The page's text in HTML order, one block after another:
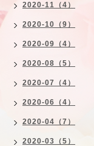
2020-11（4）
2020-10（9）
2020-09（4）
2020-08（5）
2020-07（4）
2020-06（4）
2020-04（7）
2020-03（5）